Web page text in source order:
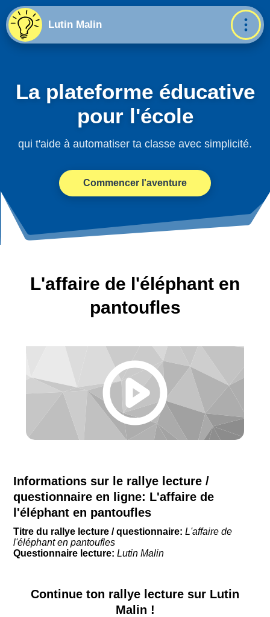
Lutin Malin
La plateforme éducative
pour l'école
qui t'aide à automatiser ta classe avec simplicité.
Commencer l'aventure
L'affaire de l'éléphant en
pantoufles
Informations sur le rallye lecture /
questionnaire en ligne: L'affaire de
l'éléphant en pantoufles
Titre du rallye lecture / questionnaire:L'affaire de
l'éléphant en pantoufles
Questionnaire lecture:Lutin Malin
Continue ton rallye lecture sur Lutin
Malin !